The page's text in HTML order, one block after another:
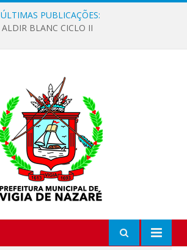
ÚLTIMAS PUBLICAÇÕES:
ALDIR BLANC CICLO II